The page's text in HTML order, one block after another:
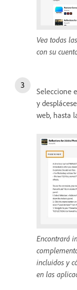
Vea todas
con su
Seleccione
y
web, hasta
Encontrará
incluidos y
en las